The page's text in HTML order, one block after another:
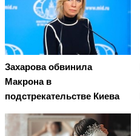
Захарова обвинила
Макрона в
подстрекательстве Киева